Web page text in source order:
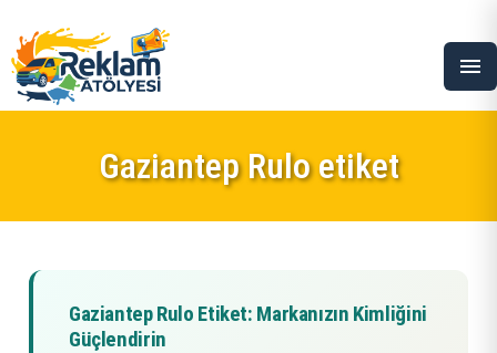
menu
Gaziantep Rulo etiket
Gaziantep Rulo Etiket: Markanızın Kimliğini
Güçlendirin